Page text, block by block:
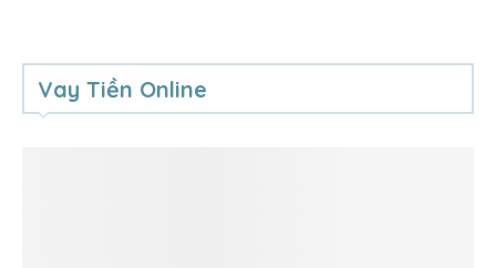
Vay Tiền Online